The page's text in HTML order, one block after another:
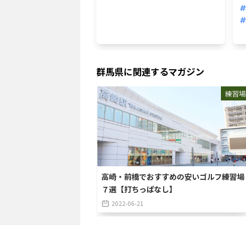
群馬県に関連するマガジン
練習場
高崎・前橋でおすすめの安いゴルフ練習場
７選【打ちっぱなし】
2022-06-21